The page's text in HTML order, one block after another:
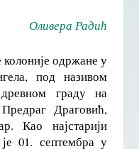
Оливера Радић
одржане у
под називом
граду на
Драговић,
Као најстарији
01. септембра у